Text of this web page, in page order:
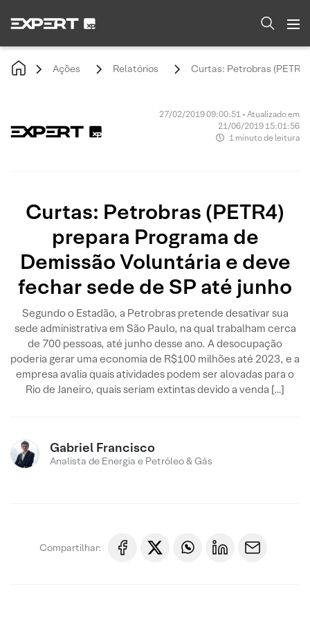
Ações Relatórios Curtas: Petrobras
27/02/2019 09:00:51 • Atualizado em
21/06/2019 15:01:56
1 minuto de leitura
Curtas: Petrobras (PETR4)
prepara Programa de
Demissão Voluntária e deve
fechar sede de SP até junho
Segundo o Estadão, a Petrobras pretende desativar sua
sede administrativa em São Paulo, na qual trabalham cerca
de 700 pessoas, até junho desse ano. A desocupação
poderia gerar uma economia de R$100 milhões até 2023, e a
empresa avalia quais atividades podem ser alovadas para o
Rio de Janeiro, quais seriam extintas devido a venda […]
Gabriel Francisco
Analista de Energia e Petróleo & Gás
Compartilhar: